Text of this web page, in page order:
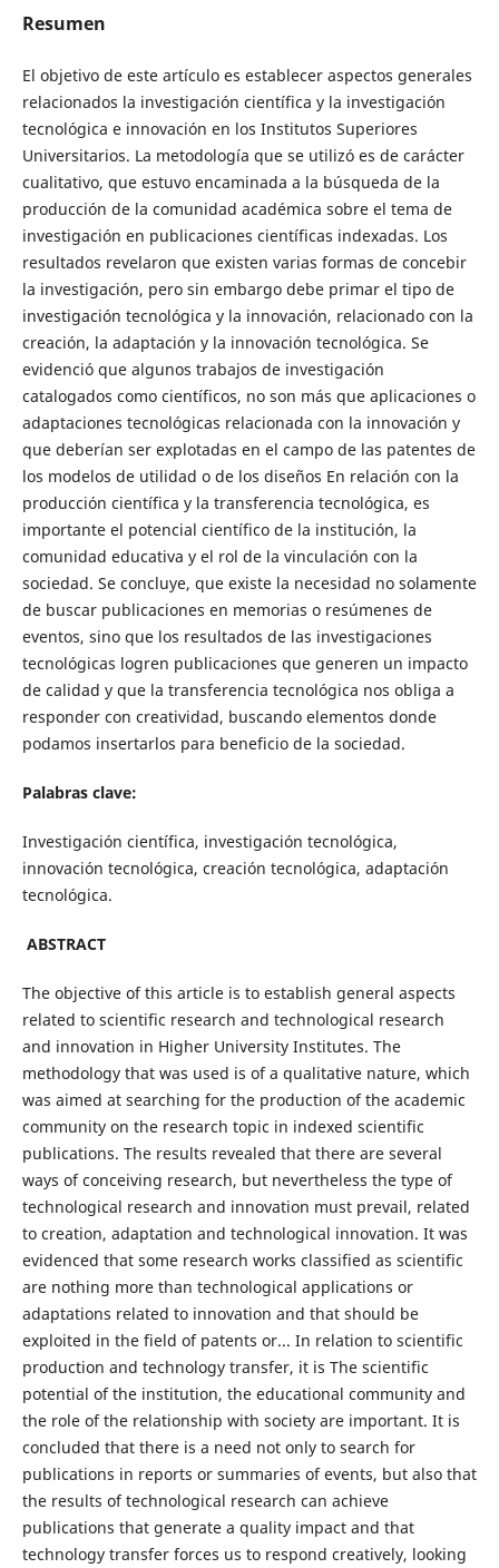
Resumen
El objetivo de este artículo es establecer aspectos generales
relacionados la investigación científica y la investigación
tecnológica e innovación en los Institutos Superiores
Universitarios. La metodología que se utilizó es de carácter
cualitativo, que estuvo encaminada a la búsqueda de la
producción de la comunidad académica sobre el tema de
investigación en publicaciones científicas indexadas. Los
resultados revelaron que existen varias formas de concebir
la investigación, pero sin embargo debe primar el tipo de
investigación tecnológica y la innovación, relacionado con la
creación, la adaptación y la innovación tecnológica. Se
evidenció que algunos trabajos de investigación
catalogados como científicos, no son más que aplicaciones o
adaptaciones tecnológicas relacionada con la innovación y
que deberían ser explotadas en el campo de las patentes de
los modelos de utilidad o de los diseños En relación con la
producción científica y la transferencia tecnológica, es
importante el potencial científico de la institución, la
comunidad educativa y el rol de la vinculación con la
sociedad. Se concluye, que existe la necesidad no solamente
de buscar publicaciones en memorias o resúmenes de
eventos, sino que los resultados de las investigaciones
tecnológicas logren publicaciones que generen un impacto
de calidad y que la transferencia tecnológica nos obliga a
responder con creatividad, buscando elementos donde
podamos insertarlos para beneficio de la sociedad.
Palabras clave:
Investigación científica, investigación tecnológica,
innovación tecnológica, creación tecnológica, adaptación
tecnológica.
ABSTRACT
The objective of this article is to establish general aspects
related to scientific research and technological research
and innovation in Higher University Institutes. The
methodology that was used is of a qualitative nature, which
was aimed at searching for the production of the academic
community on the research topic in indexed scientific
publications. The results revealed that there are several
ways of conceiving research, but nevertheless the type of
technological research and innovation must prevail, related
to creation, adaptation and technological innovation. It was
evidenced that some research works classified as scientific
are nothing more than technological applications or
adaptations related to innovation and that should be
exploited in the field of patents or... In relation to scientific
production and technology transfer, it is The scientific
potential of the institution, the educational community and
the role of the relationship with society are important. It is
concluded that there is a need not only to search for
publications in reports or summaries of events, but also that
the results of technological research can achieve
publications that generate a quality impact and that
technology transfer forces us to respond creatively, looking